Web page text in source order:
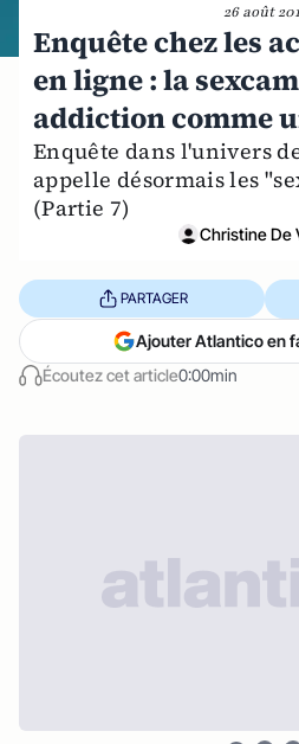
26 août
Enquête chez les
en ligne : la
addiction comme
Enquête dans l'univers
appelle désormais les
(Partie 7)
Christine De
Écoutez cet article0:00min
PARTAGER
Ajouter Atlantico en